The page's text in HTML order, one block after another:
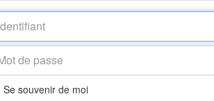
Se souvenir de moi